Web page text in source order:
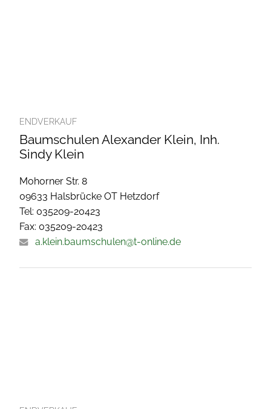
ENDVERKAUF
Baumschulen Alexander Klein, Inh.
Sindy Klein
Mohorner Str. 8
09633 Halsbrücke OT Hetzdorf
Tel: 035209-20423
Fax: 035209-20423
a.klein.baumschulen@t-online.de